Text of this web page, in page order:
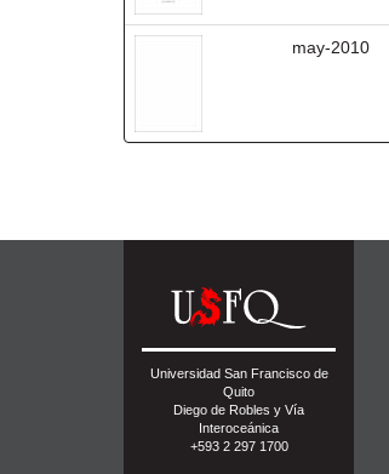
may-2010
Universidad San Francisco de
Quito
Diego de Robles y Vía
Interoceánica
+593 2 297 1700